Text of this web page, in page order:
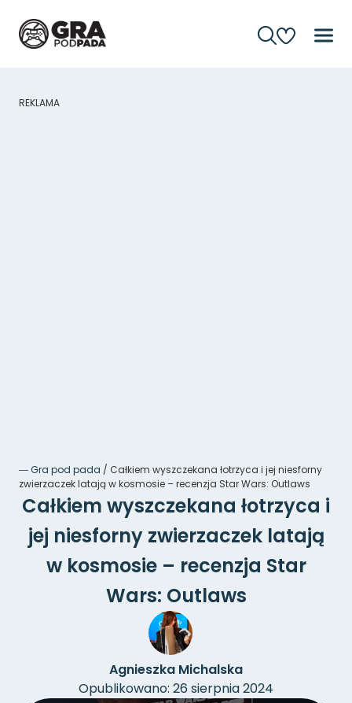
REKLAMA
―Gra pod pada / Całkiem wyszczekana łotrzyca i jej niesforny
zwierzaczek latają w kosmosie – recenzja Star Wars: Outlaws
Całkiem wyszczekana łotrzyca i
jej niesforny zwierzaczek latają
w kosmosie – recenzja Star
Wars: Outlaws
Agnieszka Michalska
Opublikowano: 26 sierpnia 2024